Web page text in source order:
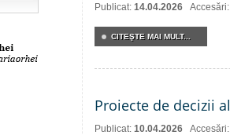
Publicat: 14.04.2026
CITEŞTE MAI MULT...
Proiecte de decizii
Publicat: 10.04.2026